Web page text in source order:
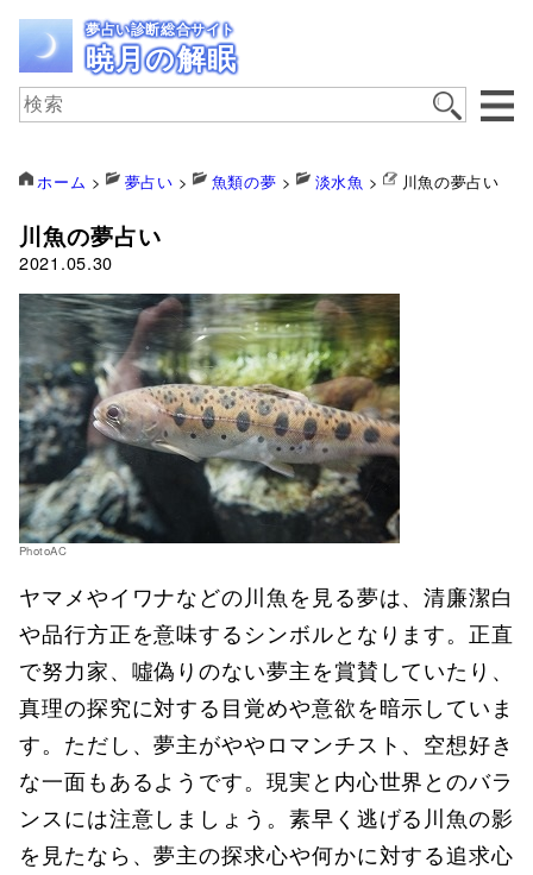
夢占い診断総合サイト
暁月の解眠
ホーム > 夢占い > 魚類の夢 > 淡水魚 > 川魚の夢占い
川魚の夢占い
2021.05.30
PhotoAC
ヤマメやイワナなどの川魚を見る夢は、清廉潔白
や品行方正を意味するシンボルとなります。正直
で努力家、噓偽りのない夢主を賞賛していたり、
真理の探究に対する目覚めや意欲を暗示していま
す。ただし、夢主がややロマンチスト、空想好き
な一面もあるようです。現実と内心世界とのバラ
ンスには注意しましょう。素早く逃げる川魚の影
を見たなら、夢主の探求心や何かに対する追求心